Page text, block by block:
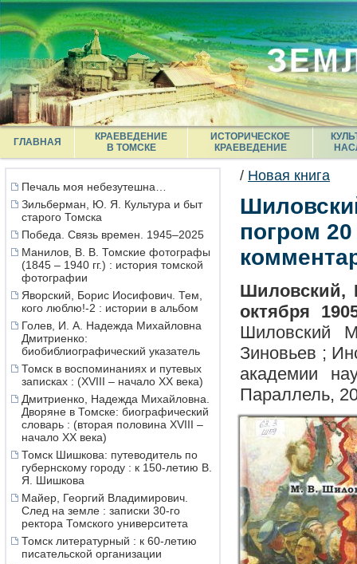
ГЛАВНАЯ
КРАЕВЕДЕНИЕ
В ТОМСКЕ
ИСТОРИЧЕСКОЕ
КРАЕВЕДЕНИЕ
Печаль моя небезутешна…
Зильберман, Ю. Я. Культура и быт
старого Томска
Победа. Связь времен. 1945–2025
Манилов, В. В. Томские фотографы
(1845 – 1940 гг.) : история томской
фотографии
Яворский, Борис Иосифович. Тем,
кого люблю!-2 : истории в альбом
Голев, И. А. Надежда Михайловна
Дмитриенко:
биобиблиографический указатель
Томск в воспоминаниях и путевых
записках : (XVIII – начало XX века)
Дмитриенко, Надежда Михайловна.
Дворяне в Томске: биографический
словарь : (вторая половина XVIII –
начало XX века)
Томск Шишкова: путеводитель по
губернскому городу : к 150-летию В.
Я. Шишкова
Майер, Георгий Владимирович.
След на земле : записки 30-го
ректора Томского университета
Томск литературный : к 60-летию
писательской организации
/ Новая книга
погром 20
Шиловский,
октября
Шиловский
Зиновьев ;
академии
Параллель,